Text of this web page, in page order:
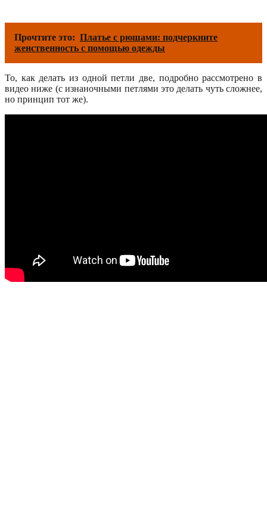
Прочтите это: Платье с рюшами: подчеркните
женственность с помощью одежды
То, как делать из одной петли две, подробно рассмотрено в
видео ниже (с изнаночными петлями это делать чуть сложнее,
но принцип тот же).